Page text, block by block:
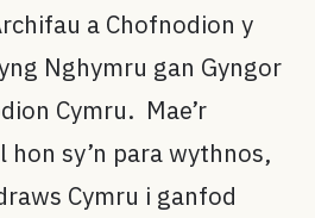
a Chofnodion y
Nghymru gan Gyngor
Cymru. Mae’r
sy’n para wythnos,
Cymru i ganfod